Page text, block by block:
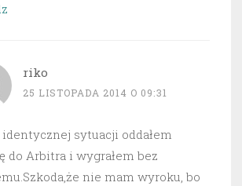
riko
25 LISTOPADA 2014 O 09:31
identycznej sytuacji oddałem
do Arbitra i wygrałem bez
nie mam wyroku, bo